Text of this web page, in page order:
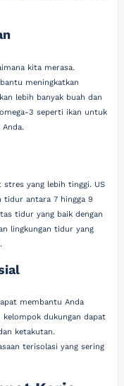
kita merasa.
meningkatkan
lebih banyak buah dan
3 seperti ikan untuk
yang lebih tinggi. US
tidur antara 7 hingga 9
tidur yang baik dengan
lingkungan tidur yang
membantu Anda
kelompok dukungan dapat
ketakutan.
terisolasi yang sering